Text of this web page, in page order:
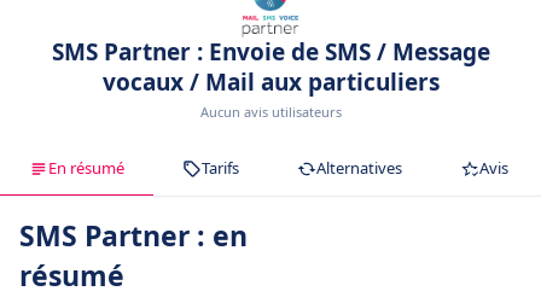
SMS Partner : Envoie de SMS / Message
vocaux / Mail aux particuliers
Aucun avis utilisateurs
En résumé Tarifs Alternatives Avis
SMS Partner : en
résumé